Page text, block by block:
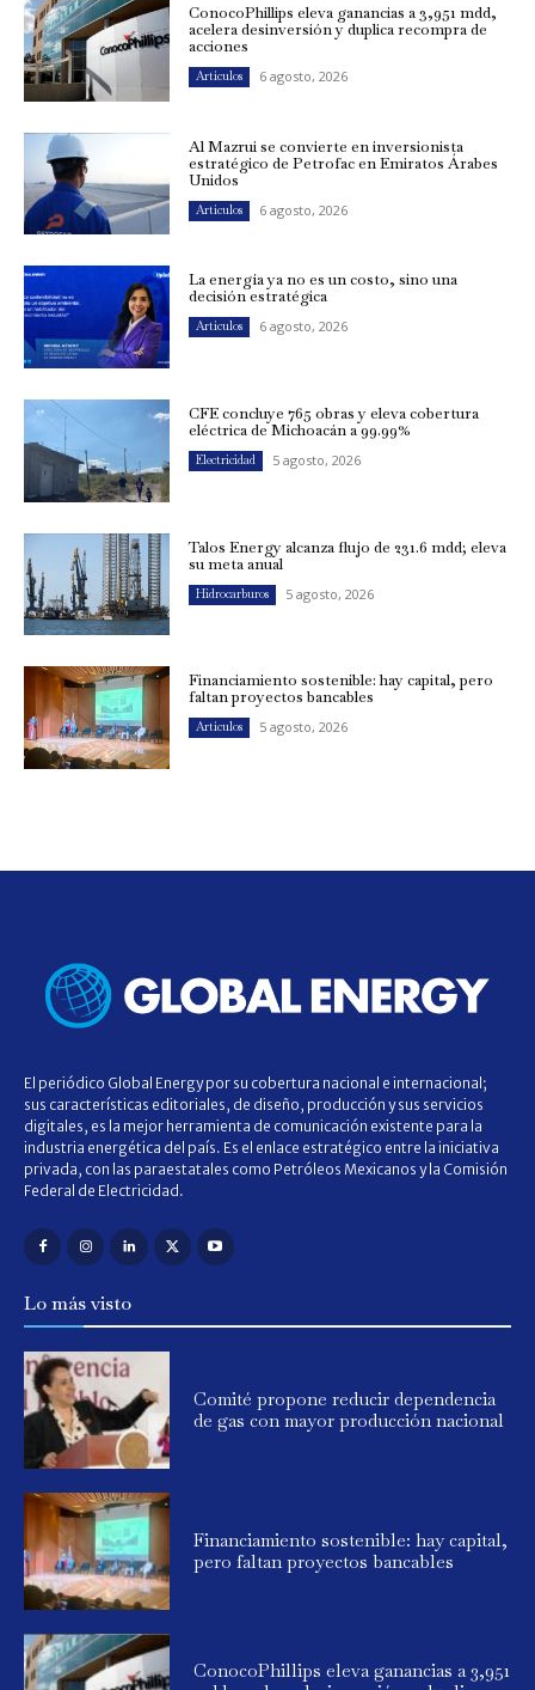
ConocoPhillips eleva ganancias a 3,951 mdd,
acelera desinversión y duplica recompra de
acciones
Artículos 6 agosto, 2026
Al Mazrui se convierte en inversionista
estratégico de Petrofac en Emiratos Árabes
Unidos
Artículos 6 agosto, 2026
La energía ya no es un costo, sino una
decisión estratégica
Artículos 6 agosto, 2026
CFE concluye 765 obras y eleva cobertura
eléctrica de Michoacán a 99.99%
Electricidad 5 agosto, 2026
Talos Energy alcanza flujo de 231.6 mdd; eleva
su meta anual
Hidrocarburos 5 agosto, 2026
Financiamiento sostenible: hay capital, pero
faltan proyectos bancables
Artículos 5 agosto, 2026
El periódico Global Energy por su cobertura nacional e internacional;
sus características editoriales, de diseño, producción y sus servicios
digitales, es la mejor herramienta de comunicación existente para la
industria energética del país. Es el enlace estratégico entre la iniciativa
privada, con las paraestatales como Petróleos Mexicanos y la Comisión
Federal de Electricidad.
Lo más visto
Comité propone reducir dependencia
de gas con mayor producción nacional
Financiamiento sostenible: hay capital,
pero faltan proyectos bancables
ConocoPhillips eleva ganancias a 3,951